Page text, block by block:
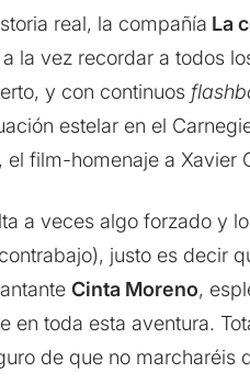
real, la compañía La
la vez recordar a todos
y con continuos
estelar en el
el film-homenaje a
a veces algo forzado y
justo es decir
Cinta Moreno,
en toda esta aventura.
de que no marcharéis